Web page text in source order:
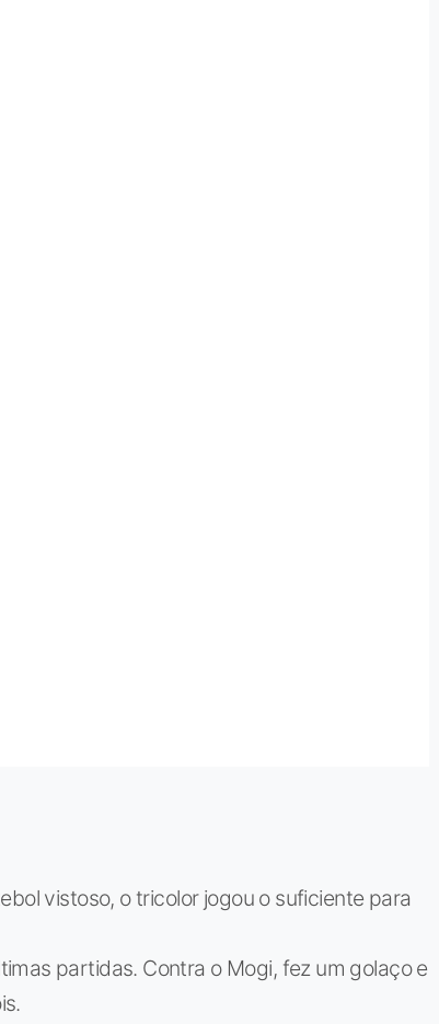
vistoso, o tricolor jogou o suficiente para
partidas. Contra o Mogi, fez um golaço e